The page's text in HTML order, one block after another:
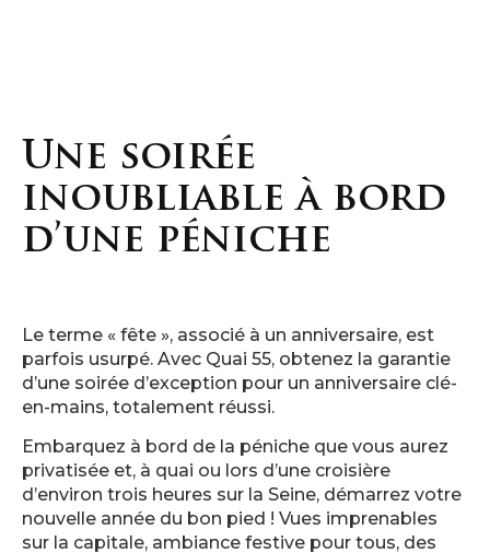
Une soirée
inoubliable à bord
d’une péniche
Le terme « fête », associé à un anniversaire, est
parfois usurpé. Avec Quai 55, obtenez la garantie
d’une soirée d’exception pour un anniversaire clé-
en-mains, totalement réussi.
Embarquez à bord de la péniche que vous aurez
privatisée et, à quai ou lors d’une croisière
d’environ trois heures sur la Seine, démarrez votre
nouvelle année du bon pied ! Vues imprenables
sur la capitale, ambiance festive pour tous, des